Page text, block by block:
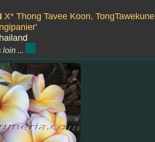
X* Thong Tavee Koon,
loin ...